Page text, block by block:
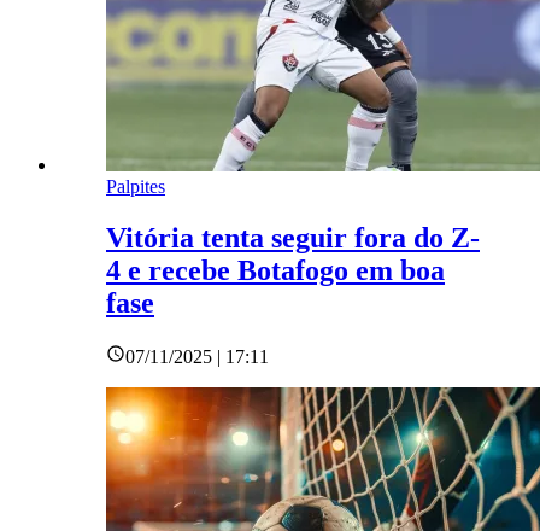
Palpites
Vitória tenta seguir fora do Z-
4 e recebe Botafogo em boa
fase
07/11/2025 | 17:11